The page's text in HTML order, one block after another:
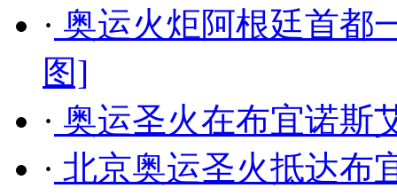
· 奥运火炬阿根廷首都
图]
· 奥运圣火在布宜诺斯
· 北京奥运圣火抵达布